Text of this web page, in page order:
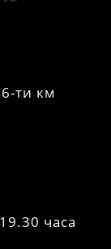
ти км
часа